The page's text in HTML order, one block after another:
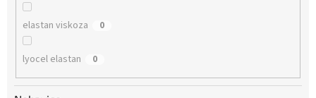
elastan viskoza 0
lyocel elastan 0